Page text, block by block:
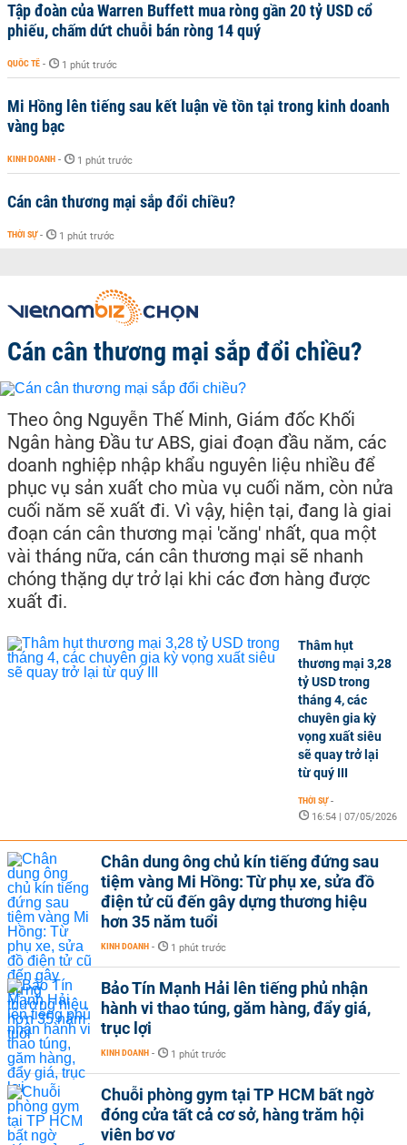
Tập đoàn của Warren Buffett mua ròng gần 20 tỷ USD cổ
phiếu, chấm dứt chuỗi bán ròng 14 quý
QUỐC TẾ - 1 phút trước
Mi Hồng lên tiếng sau kết luận về tồn tại trong kinh doanh
vàng bạc
KINH DOANH - 1 phút trước
Cán cân thương mại sắp đổi chiều?
THỜI SỰ - 1 phút trước
Cán cân thương mại sắp đổi chiều?
Theo ông Nguyễn Thế Minh, Giám đốc Khối
Ngân hàng Đầu tư ABS, giai đoạn đầu năm, các
doanh nghiệp nhập khẩu nguyên liệu nhiều để
phục vụ sản xuất cho mùa vụ cuối năm, còn nửa
cuối năm sẽ xuất đi. Vì vậy, hiện tại, đang là giai
đoạn cán cân thương mại 'căng' nhất, qua một
vài tháng nữa, cán cân thương mại sẽ nhanh
chóng thặng dự trở lại khi các đơn hàng được
xuất đi.
Thâm hụt
thương mại 3,28
tỷ USD trong
tháng 4, các
chuyên gia kỳ
vọng xuất siêu
sẽ quay trở lại
từ quý III
THỜI SỰ -
16:54 | 07/05/2026
Chân dung ông chủ kín tiếng đứng sau
tiệm vàng Mi Hồng: Từ phụ xe, sửa đồ
điện tử cũ đến gây dựng thương hiệu
hơn 35 năm tuổi
KINH DOANH - 1 phút trước
Bảo Tín Mạnh Hải lên tiếng phủ nhận
hành vi thao túng, găm hàng, đẩy giá,
trục lợi
KINH DOANH - 1 phút trước
Chuỗi phòng gym tại TP HCM bất ngờ
đóng cửa tất cả cơ sở, hàng trăm hội
viên bơ vơ